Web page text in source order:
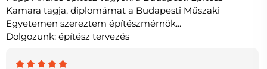
Kamara tagja, diplomámat a Budapesti Műszaki
Egyetemen szereztem építészmérnök...
Dolgozunk: építész tervezés